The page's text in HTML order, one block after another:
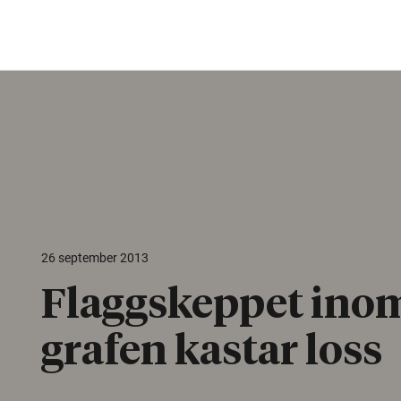
26 september 2013
Flaggskeppet
grafen kastar loss